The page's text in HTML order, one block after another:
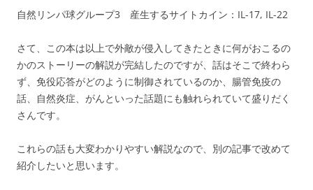
自然リンパ球グループ3 産生するサイトカイン：IL-17, IL-22
さて、この本は以上で外敵が侵入してきたときに何がおこるの
かのストーリーの解説が完結したのですが、話はそこで終わら
ず、免役応答がどのように制御されているのか、腸管免疫の
話、自然炎症、がんといった話題にも触れられていて盛りだく
さんです。
これらの話も大変わかりやすい解説なので、別の記事で改めて
紹介したいと思います。